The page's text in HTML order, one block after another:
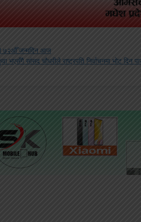
७२औँ जन्मदिन आज
भएसँगै सांसद चौधरीले राष्ट्रपति निर्वाचनमा भोट दिन